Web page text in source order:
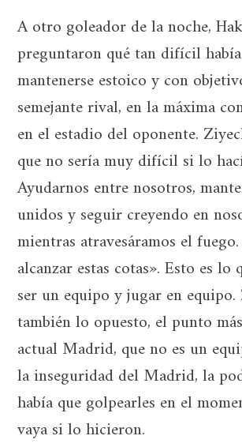
A otro goleador de la noche,
preguntaron qué tan difícil
mantenerse estoico y con
semejante rival, en la máxima
en el estadio del oponente.
que no sería muy difícil si lo
Ayudarnos entre nosotros,
unidos y seguir creyendo en
mientras atravesáramos el
alcanzar estas cotas». Esto es lo
ser un equipo y jugar en
también lo opuesto, el punto
actual Madrid, que no es un
la inseguridad del Madrid, la
había que golpearles en el
vaya si lo hicieron.